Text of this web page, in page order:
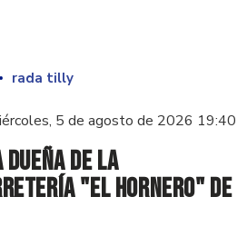
rada tilly
5 de agosto de 2026 19:40
de la
"El Hornero" de